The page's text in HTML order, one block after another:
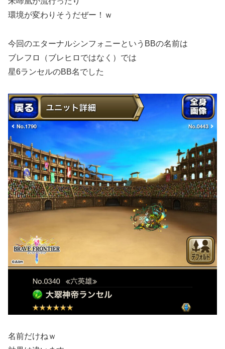
環境が変わりそうだぜー！ｗ
今回のエターナルシンフォニーというBBの名前は
ブレフロ（ブレヒロではなく）では
星6ランセルのBB名でした
名前だけねｗ